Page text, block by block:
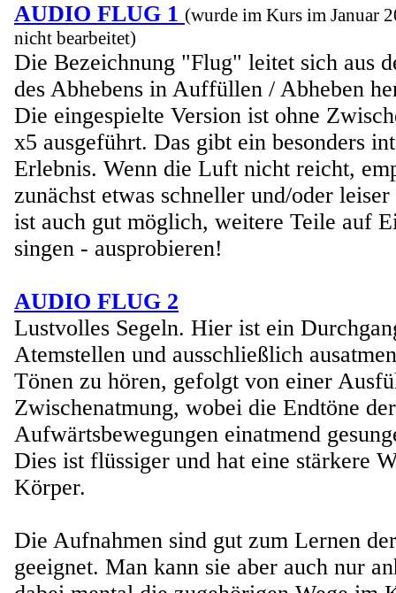
AUDIO FLUG 1 (wurde im Kurs im Januar
nicht bearbeitet)
Die Bezeichnung "Flug" leitet sich aus
des Abhebens in Auffüllen / Abheben
Die eingespielte Version ist ohne
x5 ausgeführt. Das gibt ein besonders
Erlebnis. Wenn die Luft nicht reicht,
zunächst etwas schneller und/oder
ist auch gut möglich, weitere Teile auf
singen - ausprobieren!
AUDIO FLUG 2
Lustvolles Segeln. Hier ist ein
Atemstellen und ausschließlich
Tönen zu hören, gefolgt von einer
Zwischenatmung, wobei die Endtöne der
Aufwärtsbewegungen einatmend
Dies ist flüssiger und hat eine stärkere
Körper.
Die Aufnahmen sind gut zum Lernen
geeignet. Man kann sie aber auch nur